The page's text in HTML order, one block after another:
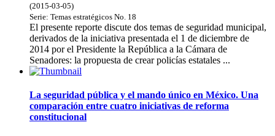
(2015-03-05)
Serie: Temas estratégicos No. 18
El presente reporte discute dos temas de seguridad municipal,
derivados de la iniciativa presentada el 1 de diciembre de
2014 por el Presidente la República a la Cámara de
Senadores: la propuesta de crear policías estatales ...
La seguridad pública y el mando único en México. Una
comparación entre cuatro iniciativas de reforma
constitucional